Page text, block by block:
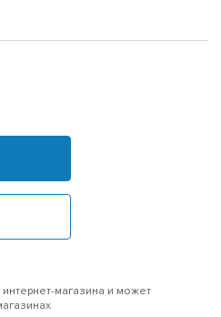
магазина и может